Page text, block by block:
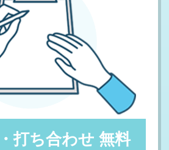
打ち合わせ 無料